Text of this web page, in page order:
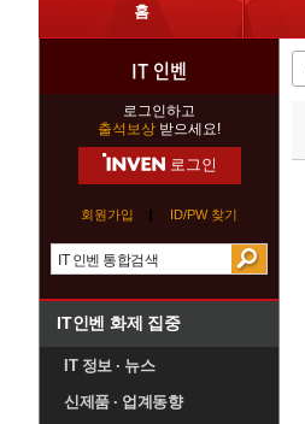
홈
IT 인벤
로그인하고
출석보상 받으세요!
로그인
회원가입 ID/PW 찾기
IT인벤 화제 집중
IT 정보 · 뉴스
신제품 · 업계동향